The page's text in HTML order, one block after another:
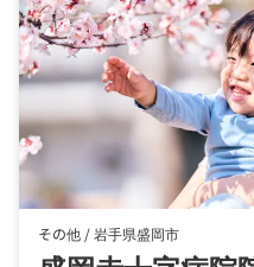
その他 /岩手県盛岡市